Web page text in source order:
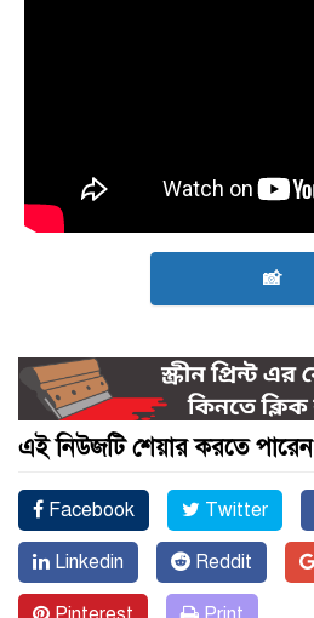
📸
এই নিউজটি শেয়ার করতে পারেন
Facebook Twitter
Linkedin Reddit